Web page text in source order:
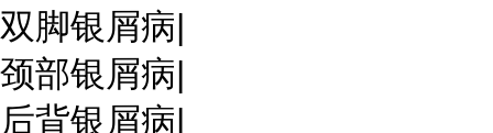
双脚银屑病|
颈部银屑病|
后背银屑病|